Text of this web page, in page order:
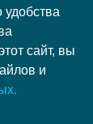
и
group
газеты
сайт, вы
и